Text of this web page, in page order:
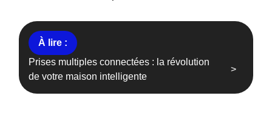
Prises multiples connectées : la révolution
de votre maison intelligente